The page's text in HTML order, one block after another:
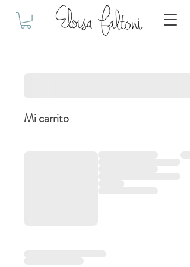
Mi carrito